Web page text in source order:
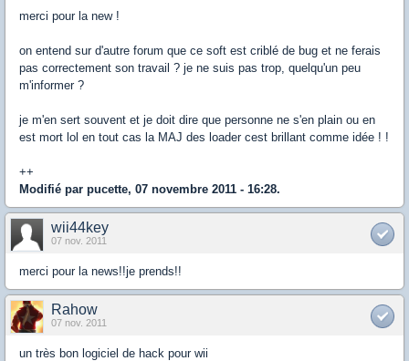
merci pour la new !
on entend sur d'autre forum que ce soft est criblé de bug et ne ferais
pas correctement son travail ? je ne suis pas trop, quelqu'un peu
m'informer ?
je m'en sert souvent et je doit dire que personne ne s'en plain ou en
est mort lol en tout cas la MAJ des loader cest brillant comme idée ! !
++
Modifié par pucette, 07 novembre 2011 - 16:28.
wii44key
07 nov. 2011
merci pour la news!!je prends!!
Rahow
07 nov. 2011
un très bon logiciel de hack pour wii